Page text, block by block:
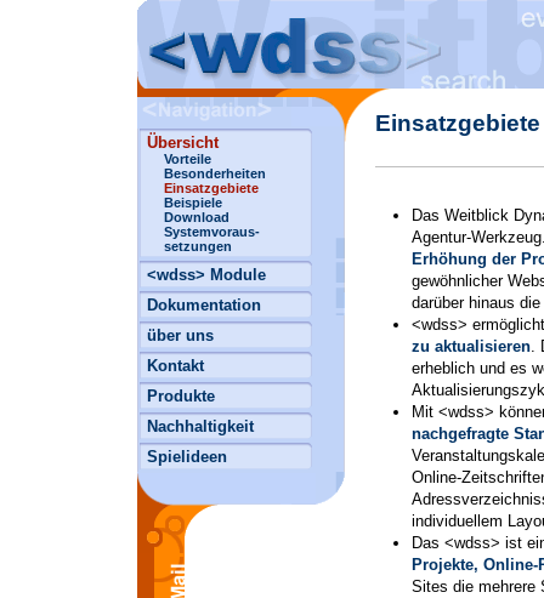
Übersicht
Vorteile
Besonderheiten
Einsatzgebiete
Beispiele
Download
Systemvoraus-
setzungen
<wdss> Module
Dokumentation
über uns
Kontakt
Produkte
Nachhaltigkeit
Spielideen
Das Weitblick
Agentur-
Erhöhung der
gewöhnlicher
darüber hinaus
<wdss>
zu aktualisieren.
erheblich und es
Mit <wdss>
nachgefragte
Online-
individuellem
Das <wdss> ist
Projekte,
Sites die mehrere